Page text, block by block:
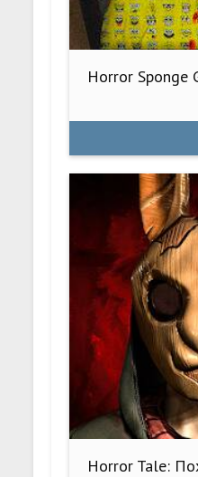
Horror Sponge
Horror Tale: